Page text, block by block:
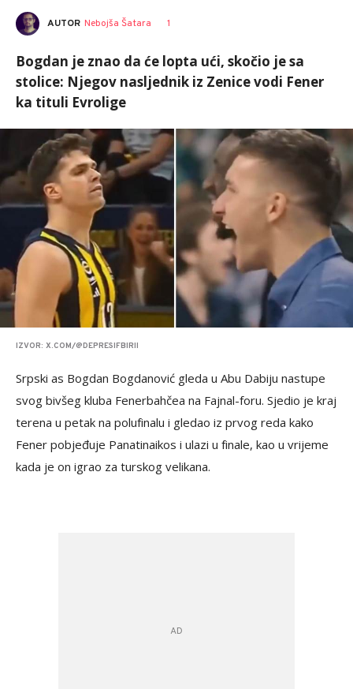
AUTOR Nebojša Šatara 1
Bogdan je znao da će lopta ući, skočio je sa
stolice: Njegov nasljednik iz Zenice vodi Fener
ka tituli Evrolige
IZVOR: X.COM/@DEPRESIFBIRII
Srpski as Bogdan Bogdanović gleda u Abu Dabiju nastupe
svog bivšeg kluba Fenerbahčea na Fajnal-foru. Sjedio je kraj
terena u petak na polufinalu i gledao iz prvog reda kako
Fener pobjeđuje Panatinaikos i ulazi u finale, kao u vrijeme
kada je on igrao za turskog velikana.